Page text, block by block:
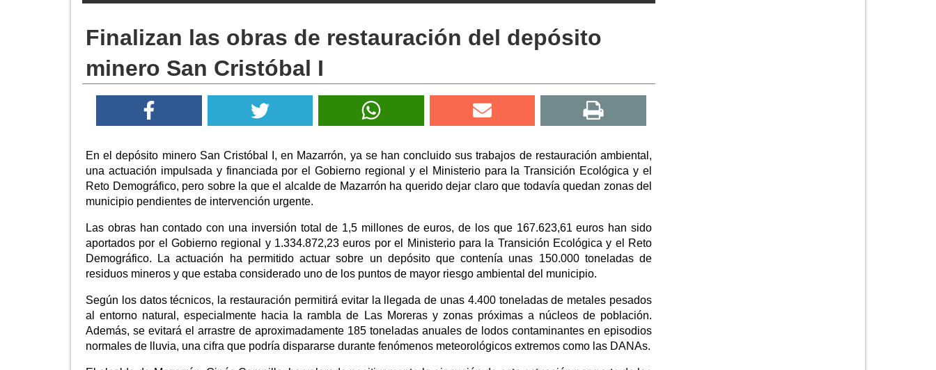
Finalizan las obras de restauración del depósito
minero San Cristóbal I
En el depósito minero San Cristóbal I, en Mazarrón, ya se han concluido sus trabajos de restauración ambiental,
una actuación impulsada y financiada por el Gobierno regional y el Ministerio para la Transición Ecológica y el
Reto Demográfico, pero sobre la que el alcalde de Mazarrón ha querido dejar claro que todavía quedan zonas del
municipio pendientes de intervención urgente.
Las obras han contado con una inversión total de 1,5 millones de euros, de los que 167.623,61 euros han sido
aportados por el Gobierno regional y 1.334.872,23 euros por el Ministerio para la Transición Ecológica y el Reto
Demográfico. La actuación ha permitido actuar sobre un depósito que contenía unas 150.000 toneladas de
residuos mineros y que estaba considerado uno de los puntos de mayor riesgo ambiental del municipio.
Según los datos técnicos, la restauración permitirá evitar la llegada de unas 4.400 toneladas de metales pesados
al entorno natural, especialmente hacia la rambla de Las Moreras y zonas próximas a núcleos de población.
Además, se evitará el arrastre de aproximadamente 185 toneladas anuales de lodos contaminantes en episodios
normales de lluvia, una cifra que podría dispararse durante fenómenos meteorológicos extremos como las DANAs.